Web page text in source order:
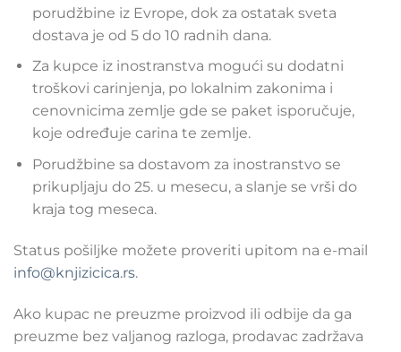
porudžbine iz Evrope, dok za ostatak sveta
dostava je od 5 do 10 radnih dana.
Za kupce iz inostranstva mogući su dodatni
troškovi carinjenja, po lokalnim zakonima i
cenovnicima zemlje gde se paket isporučuje,
koje određuje carina te zemlje.
Porudžbine sa dostavom za inostranstvo se
prikupljaju do 25. u mesecu, a slanje se vrši do
kraja tog meseca.
Status pošiljke možete proveriti upitom na e-mail
info@knjizicica.rs.
Ako kupac ne preuzme proizvod ili odbije da ga
preuzme bez valjanog razloga, prodavac zadržava